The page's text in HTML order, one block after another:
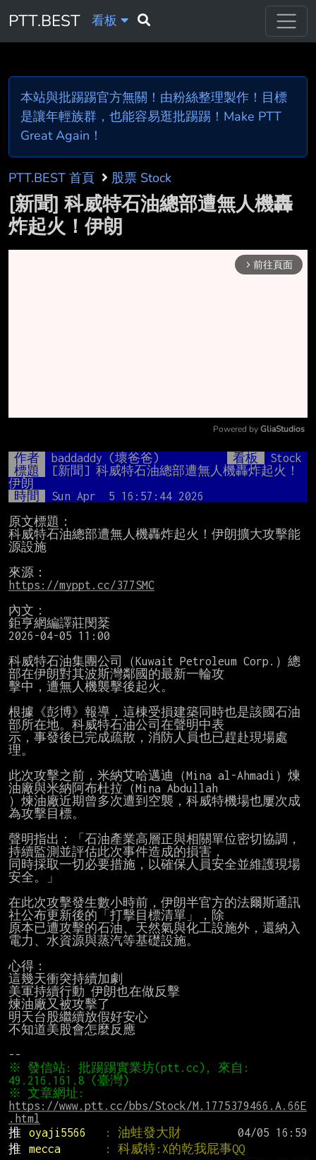
PTT.BEST 看板
本站與批踢踢官方無關！由粉絲整理製作！目標
是讓年輕族群，也能容易逛批踢踢！Make PTT
Great Again！
PTT.BEST 首頁 股票 Stock
[新聞] 科威特石油總部遭無人機轟
炸起火！伊朗
arrow_forward_ios 前往頁面
Mute
Powered by GliaStudios
作者 baddaddy (壞爸爸) 看板
Stock
標題
[新聞] 科威特石油總部遭無人機轟炸起火！
伊朗
時間
Sun Apr  5 16:57:44 2026
原文標題：
科威特石油總部遭無人機轟炸起火！伊朗擴大攻擊能
源設施
https://myppt.cc/377SMC
內文：
鉅亨網編譯莊閔棻
2026-04-05 11:00
科威特石油集團公司（Kuwait Petroleum Corp.）總
部在伊朗對其波斯灣鄰國的最新一輪攻
擊中，遭無人機襲擊後起火。
根據《彭博》報導，這棟受損建築同時也是該國石油
部所在地。科威特石油公司在聲明中表
示，事發後已完成疏散，消防人員也已趕赴現場處
理。
此次攻擊之前，米納艾哈邁迪（Mina al-Ahmadi）煉
油廠與米納阿布杜拉（Mina Abdullah
）煉油廠近期曾多次遭到空襲，科威特機場也屢次成
為攻擊目標。
聲明指出：「石油產業高層正與相關單位密切協調，
持續監測並評估此次事件造成的損害，
同時採取一切必要措施，以確保人員安全並維護現場
安全。」
在此次攻擊發生數小時前，伊朗半官方的法爾斯通訊
社公布更新後的「打擊目標清單」，除
原本已遭攻擊的石油、天然氣與化工設施外，還納入
電力、水資源與蒸汽等基礎設施。
心得：
這幾天衝突持續加劇
美軍持續行動 伊朗也在做反擊
煉油廠又被攻擊了
明天台股繼續放假好安心
不知道美股會怎麼反應
※ 發信站: 批踢踢實業坊(ptt.cc), 來自:
https://www.ptt.cc/bbs/Stock/M.1775379466.A.66E
.html
推
oyaji5566 : 油蛙發大財
推
mecca
: 科威特:X的乾我屁事QQ